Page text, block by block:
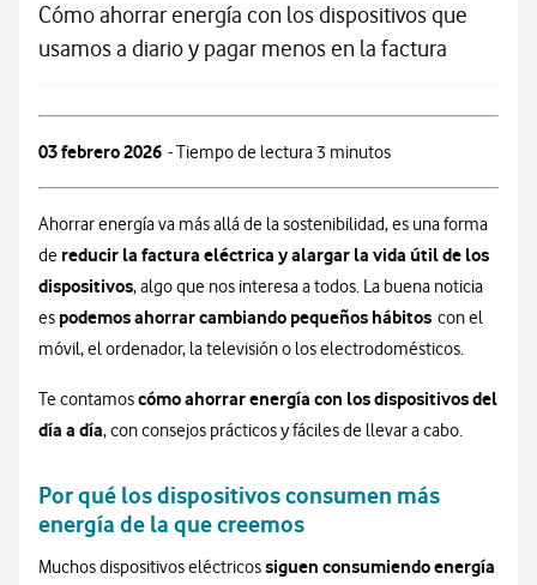
Cómo ahorrar energía con los dispositivos que
usamos a diario y pagar menos en la factura
03 febrero 2026 - Tiempo de lectura 3 minutos
Ahorrar energía va más allá de la sostenibilidad, es una forma
de reducir la factura eléctrica y alargar la vida útil de los
dispositivos, algo que nos interesa a todos. La buena noticia
es podemos ahorrar cambiando pequeños hábitos con el
móvil, el ordenador, la televisión o los electrodomésticos.
Te contamoscómo ahorrar energía con los dispositivos del
día a día, con consejos prácticos y fáciles de llevar a cabo.
Por qué los dispositivos consumen más
energía de la que creemos
Muchos dispositivos eléctricossiguen consumiendo energía